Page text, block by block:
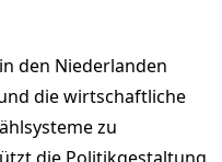
den Niederlanden
die wirtschaftliche
zu